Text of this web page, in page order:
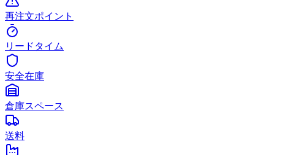
再注文ポイント
リードタイム
安全在庫
倉庫スペース
送料